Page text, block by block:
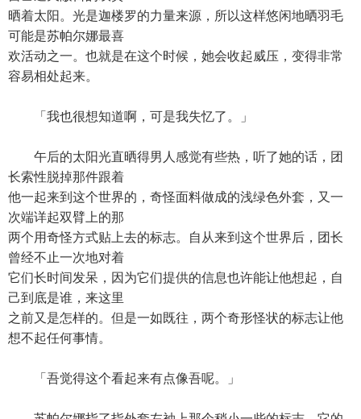
晒着太阳。光是迦楼罗的力量来源，所以这样悠闲地晒羽毛
可能是苏帕尔娜最喜
欢活动之一。也就是在这个时候，她会收起威压，变得非常
容易相处起来。
「我也很想知道啊，可是我失忆了。」
午后的太阳光直晒得男人感觉有些热，听了她的话，团
长索性脱掉那件跟着
他一起来到这个世界的，奇怪面料做成的浅绿色外套，又一
次端详起双臂上的那
两个用奇怪方式贴上去的标志。自从来到这个世界后，团长
曾经不止一次地对着
它们长时间发呆，因为它们提供的信息也许能让他想起，自
己到底是谁，来这里
之前又是怎样的。但是一如既往，两个奇形怪状的标志让他
想不起任何事情。
「吾觉得这个看起来有点像吾呢。」